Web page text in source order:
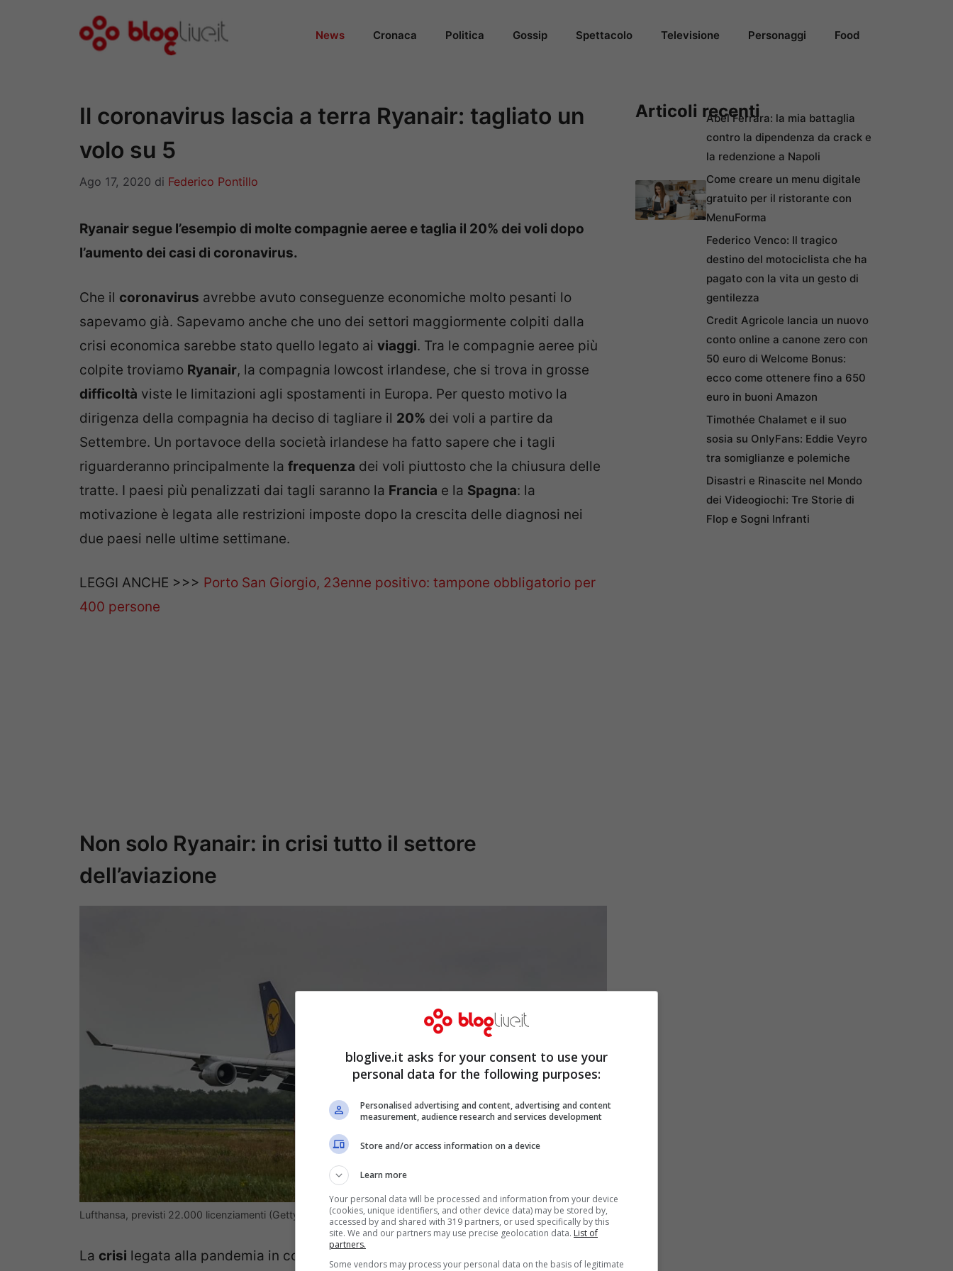
News Cronaca Politica Gossip Spettacolo Televisione Personaggi Food
Il coronavirus lascia a terra Ryanair: tagliato un
volo su 5
Ago 17, 2020 di Federico Pontillo
Ryanair segue l’esempio di molte compagnie aeree e taglia il 20% dei voli dopo
l’aumento dei casi di coronavirus.
Che il coronavirus avrebbe avuto conseguenze economiche molto pesanti lo
sapevamo già. Sapevamo anche che uno dei settori maggiormente colpiti dalla
crisi economica sarebbe stato quello legato ai viaggi. Tra le compagnie aeree più
colpite troviamo Ryanair, la compagnia lowcost irlandese, che si trova in grosse
difficoltà viste le limitazioni agli spostamenti in Europa. Per questo motivo la
dirigenza della compagnia ha deciso di tagliare il 20% dei voli a partire da
Settembre. Un portavoce della società irlandese ha fatto sapere che i tagli
riguarderanno principalmente la frequenza dei voli piuttosto che la chiusura delle
tratte. I paesi più penalizzati dai tagli saranno la Francia e la Spagna: la
motivazione è legata alle restrizioni imposte dopo la crescita delle diagnosi nei
due paesi nelle ultime settimane.
LEGGI ANCHE >>> Porto San Giorgio, 23enne positivo: tampone obbligatorio per
400 persone
Non solo Ryanair: in crisi tutto il settore
dell’aviazione
Lufthansa, previsti 22.000 licenziamenti (Getty Images)
La crisi legata alla pandemia in corso da gennaio non ha ovviamente colpito solo
Articoli recentiAbel Ferrara: la mia battaglia
contro la dipendenza da crack e
la redenzione a Napoli
Come creare un menu digitale
gratuito per il ristorante con
MenuForma
Federico Venco: Il tragico
destino del motociclista che ha
pagato con la vita un gesto di
gentilezza
Credit Agricole lancia un nuovo
conto online a canone zero con
50 euro di Welcome Bonus:
ecco come ottenere fino a 650
euro in buoni Amazon
Timothée Chalamet e il suo
sosia su OnlyFans: Eddie Veyro
tra somiglianze e polemiche
Disastri e Rinascite nel Mondo
dei Videogiochi: Tre Storie di
Flop e Sogni Infranti
bloglive.it asks for your consent to use your
personal data for the following purposes:
Personalised advertising and content, advertising and content
measurement, audience research and services development
Store and/or access information on a device
Learn more
Your personal data will be processed and information from your device
(cookies, unique identifiers, and other device data) may be stored by,
accessed by and shared with 319 partners, or used specifically by this
site. We and our partners may use precise geolocation data. List of
partners.
Some vendors may process your personal data on the basis of legitimate